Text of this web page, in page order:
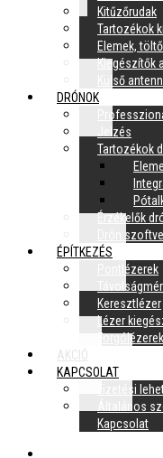
Kitűzőrudak
Tartozékok
Elemek,
Kiegészítők
Külső
DRÓNOK
Jelzés
Tartozékok
Érzékelők
Drón
ÉPÍTKEZÉS
Pontlézerek
Keresztlézer
Lézer
Forgólézerek
AKCIÓ
KAPCSOLAT
Fizetési
Általános
Kapcsolat